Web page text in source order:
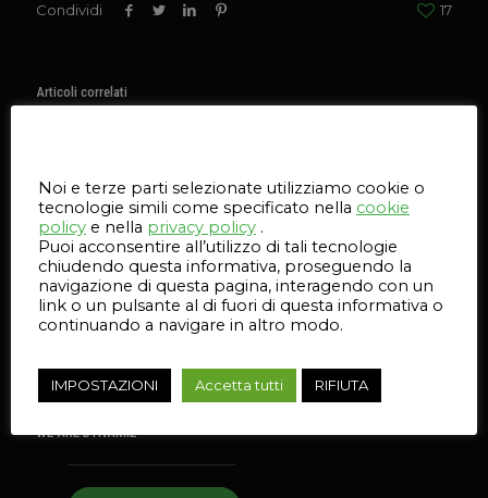
Condividi 17
Articoli correlati
WE ARE DYNAMIΣ
Noi e terze parti selezionate utilizziamo cookie o
tecnologie simili come specificato nella cookie
policy e nella privacy policy .
Puoi acconsentire all’utilizzo di tali tecnologie
chiudendo questa informativa, proseguendo la
navigazione di questa pagina, interagendo con un
link o un pulsante al di fuori di questa informativa o
continuando a navigare in altro modo.
IMPOSTAZIONI Accetta tutti RIFIUTA